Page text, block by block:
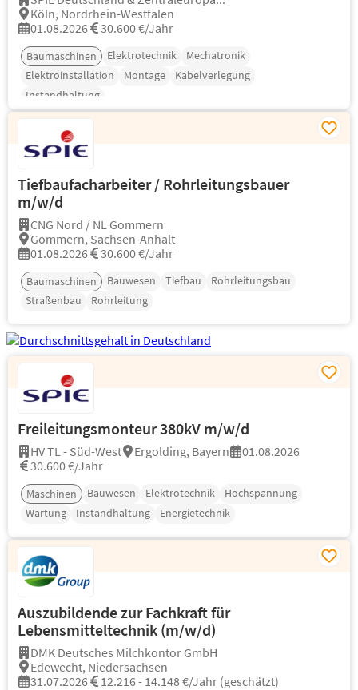
Köln, Nordrhein-Westfalen
01.08.2026
30.600 €/Jahr
Baumaschinen Elektrotechnik
Mechatronik
Elektroinstallation
Montage
Kabelverlegung
Instandhaltung
Tiefbaufacharbeiter / Rohrleitungsbauer
m/w/d
CNG Nord / NL Gommern
Gommern, Sachsen-Anhalt
01.08.2026
30.600 €/Jahr
Baumaschinen Bauwesen Tiefbau
Rohrleitungsbau
Straßenbau
Rohrleitung
Freileitungsmonteur 380kV m/w/d
HV TL - Süd-West Ergolding, Bayern
01.08.2026
30.600 €/Jahr
Maschinen Bauwesen Elektrotechnik
Hochspannung
Wartung
Instandhaltung Energietechnik
Auszubildende zur Fachkraft für
Lebensmitteltechnik (m/w/d)
DMK Deutsches Milchkontor GmbH
Edewecht, Niedersachsen
31.07.2026
12.216 - 14.148 €/Jahr (geschätzt)